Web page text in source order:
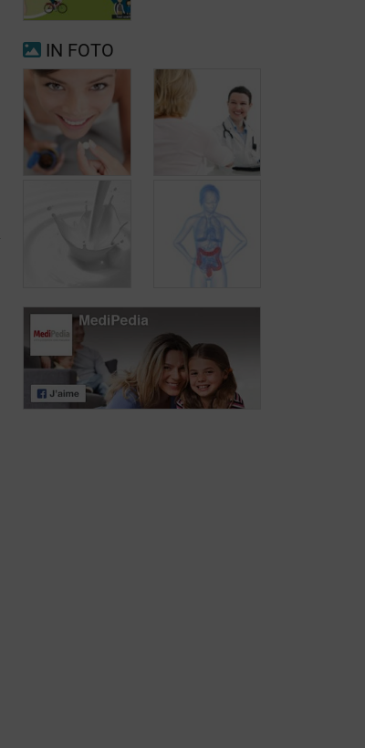
Voorkamerfibrillatie
pancreas-
insufficiëntie
IN FOTO
Diagnose van
lactose-
Wat mogen
mensen met
lactose-
intolerantie
eten?
Lactose-
intolerantie:
definitief of
voorbijgaand?